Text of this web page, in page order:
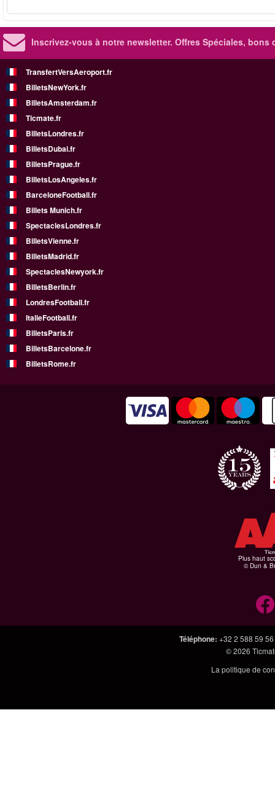
Inscrivez-vous à notre newsletter. Offres Spéciales, bons
TransfertVersAeroport.fr
BilletsNewYork.fr
BilletsAmsterdam.fr
Ticmate.fr
BilletsLondres.fr
BilletsDubai.fr
BilletsPrague.fr
BilletsLosAngeles.fr
BarceloneFootball.fr
Billets Munich.fr
SpectaclesLondres.fr
BilletsVienne.fr
BilletsMadrid.fr
SpectaclesNewyork.fr
BilletsBerlin.fr
LondresFootball.fr
ItalieFootball.fr
BilletsParis.fr
BilletsBarcelone.fr
BilletsRome.fr
Plus haut
© Dun &
Téléphone: +32 2 588 59 56
© 2026
La politique de